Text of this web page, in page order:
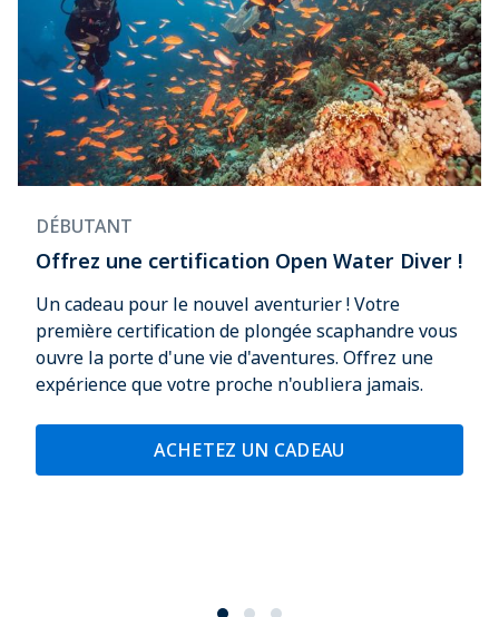
DÉBUTANT
Offrez une certification Open Water Diver !
Un cadeau pour le nouvel aventurier ! Votre
première certification de plongée scaphandre vous
ouvre la porte d'une vie d'aventures. Offrez une
expérience que votre proche n'oubliera jamais.
ACHETEZ UN CADEAU